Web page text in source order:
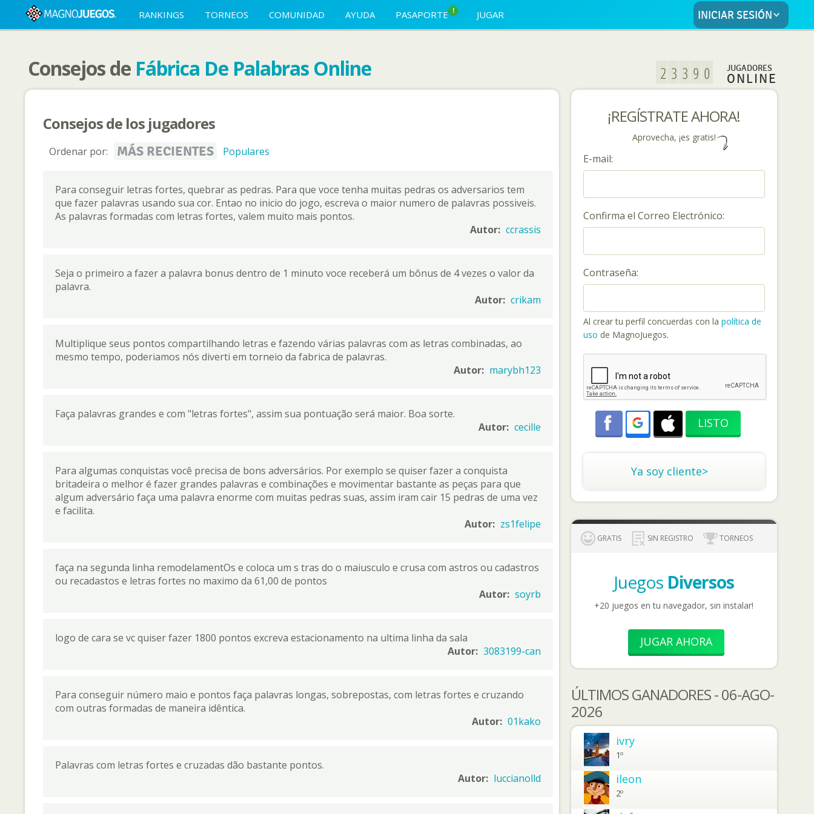
RANKINGS TORNEOS COMUNIDAD AYUDA PASAPORTE ! JUGAR INICIAR SESIÓN
Consejos de Fábrica De Palabras Online
Consejos de los jugadores
Ordenar por: MÁS RECIENTES Populares
Para conseguir letras fortes, quebrar as pedras. Para que voce tenha muitas pedras os adversarios tem
que fazer palavras usando sua cor. Entao no inicio do jogo, escreva o maior numero de palavras possiveis.
As palavras formadas com letras fortes, valem muito mais pontos.
Autor: ccrassis
Seja o primeiro a fazer a palavra bonus dentro de 1 minuto voce receberá um bônus de 4 vezes o valor da
palavra.
Autor: crikam
Multiplique seus pontos compartilhando letras e fazendo várias palavras com as letras combinadas, ao
mesmo tempo, poderiamos nós diverti em torneio da fabrica de palavras.
Autor: marybh123
Faça palavras grandes e com "letras fortes", assim sua pontuação será maior. Boa sorte.
Autor: cecille
Para algumas conquistas você precisa de bons adversários. Por exemplo se quiser fazer a conquista
britadeira o melhor é fazer grandes palavras e combinações e movimentar bastante as peças para que
algum adversário faça uma palavra enorme com muitas pedras suas, assim iram cair 15 pedras de uma vez
e facilita.
Autor: zs1felipe
faça na segunda linha remodelamentOs e coloca um s tras do o maiusculo e crusa com astros ou cadastros
ou recadastos e letras fortes no maximo da 61,00 de pontos
Autor: soyrb
logo de cara se vc quiser fazer 1800 pontos excreva estacionamento na ultima linha da sala
Autor: 3083199-can
Para conseguir número maio e pontos faça palavras longas, sobrepostas, com letras fortes e cruzando
com outras formadas de maneira idêntica.
Autor: 01kako
Palavras com letras fortes e cruzadas dão bastante pontos.
Autor: luccianolld
JUGADORES
ONLINE
¡REGÍSTRATE AHORA!
Aprovecha, ¡es gratis!
E-mail:
Confirma el Correo Electrónico:
Contraseña:
Al crear tu perfil concuerdas con la política de
uso de MagnoJuegos.
Ya soy cliente>
GRATIS SIN REGISTRO TORNEOS
Juegos Diversos
+20 juegos en tu navegador, sin instalar!
JUGAR AHORA
ÚLTIMOS GANADORES - 06-AGO-
2026
ivry
1º
ileon
2º